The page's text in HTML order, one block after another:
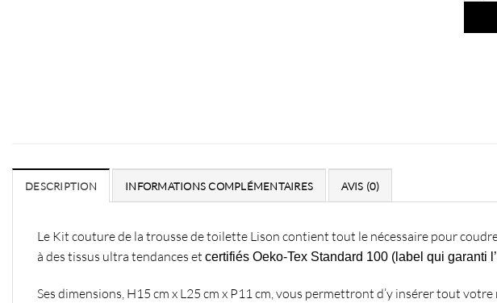
DESCRIPTION INFORMATIONS COMPLÉMENTAIRES AVIS (0)
Le Kit couture de la trousse de toilette Lison contient tout le nécessaire pour
à des tissus ultra tendances et certifiés Oeko-Tex Standard 100 (label qui garanti
Ses dimensions, H15 cm x L25 cm x P11 cm, vous permettront d’y insérer tout